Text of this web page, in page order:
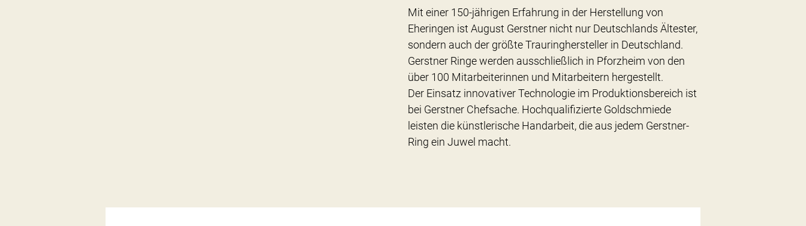
Mit einer 150-jährigen Erfahrung in der Herstellung von
Eheringen ist August Gerstner nicht nur Deutschlands Ältester,
sondern auch der größte Trauringhersteller in Deutschland.
Gerstner Ringe werden ausschließlich in Pforzheim von den
über 100 Mitarbeiterinnen und Mitarbeitern hergestellt.
Der Einsatz innovativer Technologie im Produktionsbereich ist
bei Gerstner Chefsache. Hochqualifizierte Goldschmiede
leisten die künstlerische Handarbeit, die aus jedem Gerstner-
Ring ein Juwel macht.